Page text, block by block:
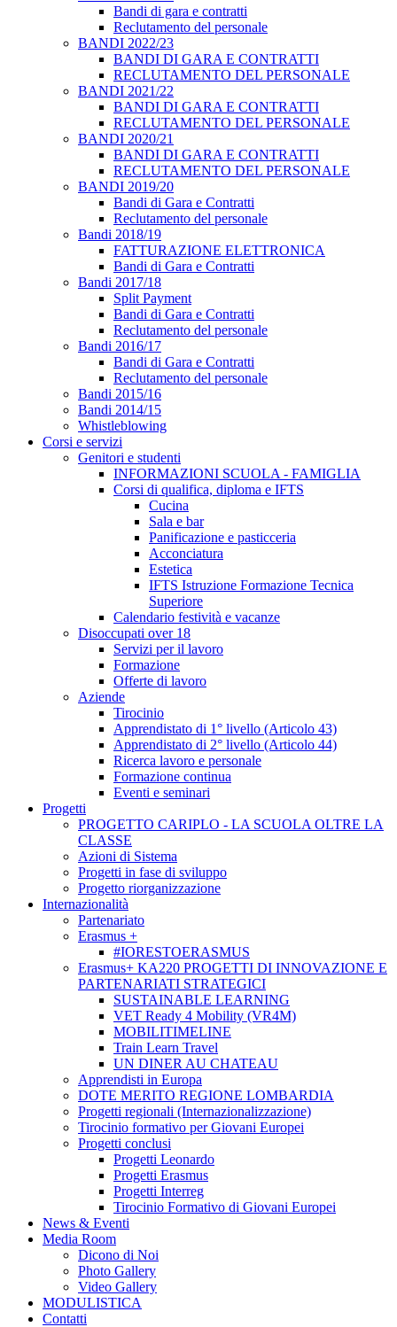
Bandi di gara e contratti
Reclutamento del personale
BANDI 2022/23
BANDI DI GARA E CONTRATTI
RECLUTAMENTO DEL PERSONALE
BANDI 2021/22
BANDI DI GARA E CONTRATTI
RECLUTAMENTO DEL PERSONALE
BANDI 2020/21
BANDI DI GARA E CONTRATTI
RECLUTAMENTO DEL PERSONALE
BANDI 2019/20
Bandi di Gara e Contratti
Reclutamento del personale
Bandi 2018/19
FATTURAZIONE ELETTRONICA
Bandi di Gara e Contratti
Bandi 2017/18
Split Payment
Bandi di Gara e Contratti
Reclutamento del personale
Bandi 2016/17
Bandi di Gara e Contratti
Reclutamento del personale
Bandi 2015/16
Bandi 2014/15
Whistleblowing
Corsi e servizi
Genitori e studenti
INFORMAZIONI SCUOLA - FAMIGLIA
Corsi di qualifica, diploma e IFTS
Cucina
Sala e bar
Panificazione e pasticceria
Acconciatura
Estetica
IFTS Istruzione Formazione Tecnica
Superiore
Calendario festività e vacanze
Disoccupati over 18
Servizi per il lavoro
Formazione
Offerte di lavoro
Aziende
Tirocinio
Apprendistato di 1° livello (Articolo 43)
Apprendistato di 2° livello (Articolo 44)
Ricerca lavoro e personale
Formazione continua
Eventi e seminari
Progetti
PROGETTO CARIPLO - LA SCUOLA OLTRE LA
CLASSE
Azioni di Sistema
Progetti in fase di sviluppo
Progetto riorganizzazione
Internazionalità
Partenariato
Erasmus +
#IORESTOERASMUS
Erasmus+ KA220 PROGETTI DI INNOVAZIONE E
PARTENARIATI STRATEGICI
SUSTAINABLE LEARNING
VET Ready 4 Mobility (VR4M)
MOBILITIMELINE
Train Learn Travel
UN DINER AU CHATEAU
Apprendisti in Europa
DOTE MERITO REGIONE LOMBARDIA
Progetti regionali (Internazionalizzazione)
Tirocinio formativo per Giovani Europei
Progetti conclusi
Progetti Leonardo
Progetti Erasmus
Progetti Interreg
Tirocinio Formativo di Giovani Europei
News & Eventi
Media Room
Dicono di Noi
Photo Gallery
Video Gallery
MODULISTICA
Contatti